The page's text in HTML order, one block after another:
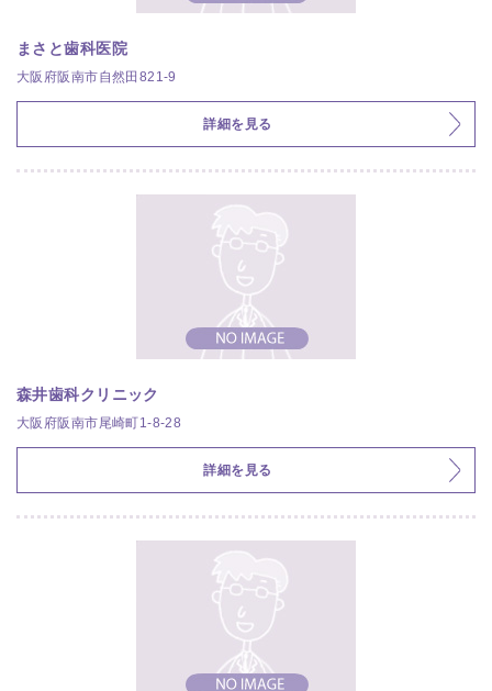
まさと歯科医院
大阪府阪南市自然田821-9
詳細を見る
森井歯科クリニック
大阪府阪南市尾崎町1-8-28
詳細を見る